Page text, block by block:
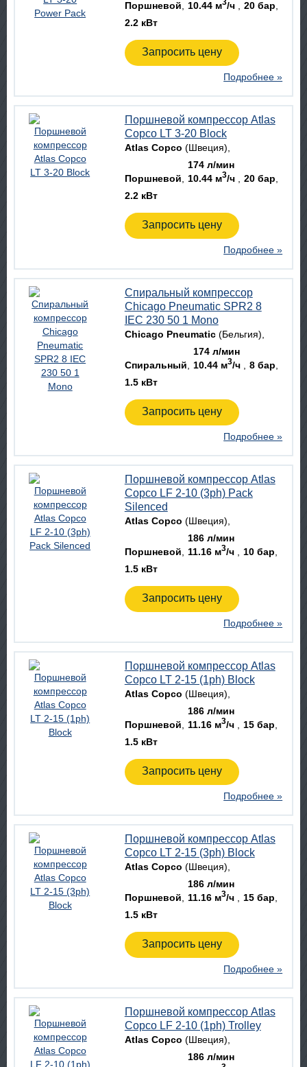
Поршневой
10.44 м3/ч
20 бар
2.2 кВт
Запросить цену
Подробнее »
Поршневой компрессор Atlas
Copco LT 3-20 Block
Atlas Copco (Швеция)
Поршневой
174 л/мин
10.44 м3/ч
20 бар
2.2 кВт
Запросить цену
Подробнее »
Спиральный компрессор
Chicago Pneumatic SPR2 8
IEC 230 50 1 Mono
Chicago Pneumatic(Бельгия)
Спиральный
174 л/мин
10.44 м3/ч
8 бар
1.5 кВт
Запросить цену
Подробнее »
Поршневой компрессор Atlas
Copco LF 2-10 (3ph) Pack
Silenced
Atlas Copco (Швеция)
Поршневой
186 л/мин
11.16 м3/ч
10 бар
1.5 кВт
Запросить цену
Подробнее »
Поршневой компрессор Atlas
Copco LT 2-15 (1ph) Block
Atlas Copco (Швеция)
Поршневой
186 л/мин
11.16 м3/ч
15 бар
1.5 кВт
Запросить цену
Подробнее »
Поршневой компрессор Atlas
Copco LT 2-15 (3ph) Block
Atlas Copco (Швеция)
Поршневой
186 л/мин
11.16 м3/ч
15 бар
1.5 кВт
Запросить цену
Подробнее »
Поршневой компрессор Atlas
Copco LF 2-10 (1ph) Trolley
Atlas Copco (Швеция)
186 л/мин